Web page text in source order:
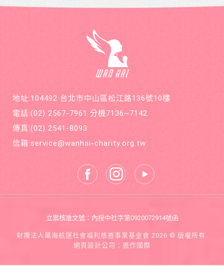
年12期
萬海航
運慈善
基金會
在公益
同打造
善循環
的美麗
地址:104492 台北市中山區松江路136號10樓
電話:(02) 2567-7961 分機7136~7142
傳真:(02) 2541-8093
信箱:service@wanhai-charity.org.tw
財團法人萬海航運社會福利慈善事業基金會 2026 © 版權所有.
網頁設計公司 ：振作國際
立案核准文號：內授中社字第0920072914號函